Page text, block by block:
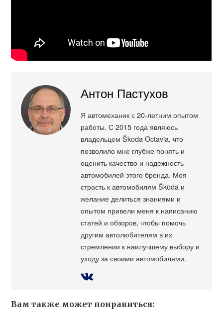
Антон Пастухов
Я автомеханик с 20-летним опытом
работы. С 2015 года являюсь
владельцем Škoda Octavia, что
позволило мне глубже понять и
оценить качество и надежность
автомобилей этого бренда. Моя
страсть к автомобилям Škoda и
желание делиться знаниями и
опытом привели меня к написанию
статей и обзоров, чтобы помочь
другим автолюбителям в их
стремлении к наилучшему выбору и
уходу за своими автомобилями.
Вам также может понравиться: